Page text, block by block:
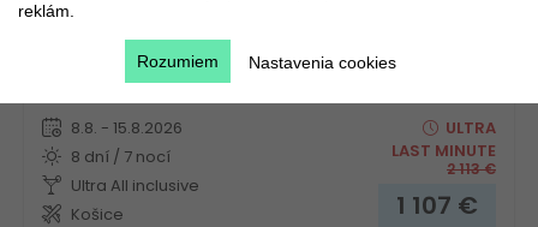
Novinka!
8.8. - 15.8.2026
8 dní / 7 nocí
Ultra All inclusive
Košice
ULTRA
LAST MINUTE
2 113€
1 107 €
reklám.
Nastavenia cookies
Rozumiem